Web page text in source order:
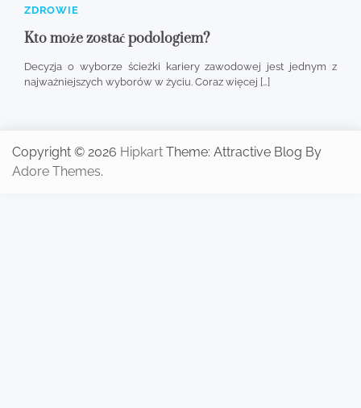
ZDROWIE
Kto może zostać podologiem?
Decyzja o wyborze ścieżki kariery zawodowej jest jednym z
najważniejszych wyborów w życiu. Coraz więcej […]
Copyright © 2026 Hipkart Theme: Attractive Blog By
Adore Themes.